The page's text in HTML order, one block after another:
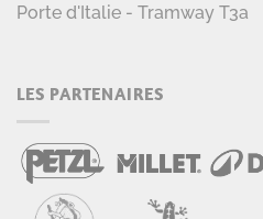
Porte d'Italie - Tramway T3a
LES PARTENAIRES